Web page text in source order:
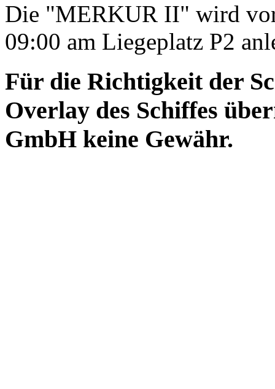
Die "MERKUR II" wird
09:00 am Liegeplatz P2
Für die Richtigkeit der
Overlay des Schiffes
GmbH keine Gewähr.